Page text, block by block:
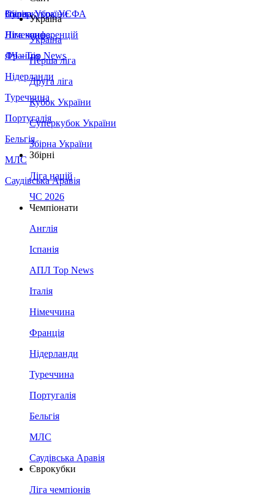
Збірна України
Італія
Німеччина
Франція
Нідерланди
Туреччина
Португалія
Бельгія
МЛС
Саудівська Аравія
Суперкубок УЄФА
Ліга конференцій
ЛЧ - Top News
Україна
Україна
Перша ліга
Друга ліга
Кубок України
Суперкубок України
Збірна України
Збірні
Ліга націй
ЧС 2026
Чемпіонати
Англія
Іспанія
АПЛ Top News
Італія
Німеччина
Франція
Нідерланди
Туреччина
Португалія
Бельгія
МЛС
Саудівська Аравія
Єврокубки
Ліга чемпіонів